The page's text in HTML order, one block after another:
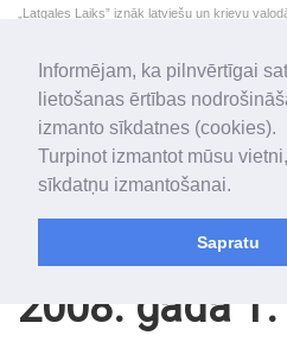
Informējam, ka pilnvērtīgai
lietošanas ērtības
izmanto sīkdatnes (cookies).
Turpinot izmantot mūsu
sīkdatņu izmantošanai.
Sapratu
„Latgales Laiks” iznāk latviešu un krievu
„Latgales Laiks” latviešu valodā aptver
2026. gada 9. augusts
Svētdiena
Genovefa, Genoveva, Madara
2008. gada